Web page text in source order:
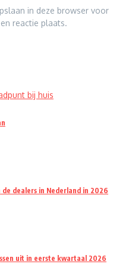
in deze browser voor
reactie plaats.
dealers in Nederland in 2026
uit in eerste kwartaal 2026